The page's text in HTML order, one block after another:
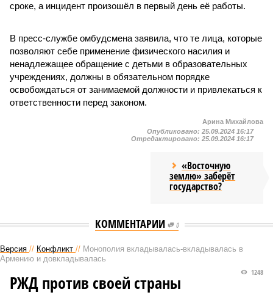
сроке, а инцидент произошёл в первый день её работы.
В пресс-службе омбудсмена заявила, что те лица, которые
позволяют себе применение физического насилия и
ненадлежащее обращение с детьми в образовательных
учреждениях, должны в обязательном порядке
освобождаться от занимаемой должности и привлекаться к
ответственности перед законом.
Арина Михайлова
Опубликовано: 25.09.2024 16:17
Отредактировано: 25.09.2024 16:17
«Восточную
землю» заберёт
государство?
КОММЕНТАРИИ 0
Версия // Конфликт // Монополия вкладывалась-вкладывалась в
Армению и довкладывалась
1248
РЖД против своей страны